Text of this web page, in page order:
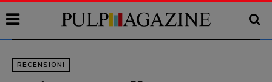
RECENSIONI